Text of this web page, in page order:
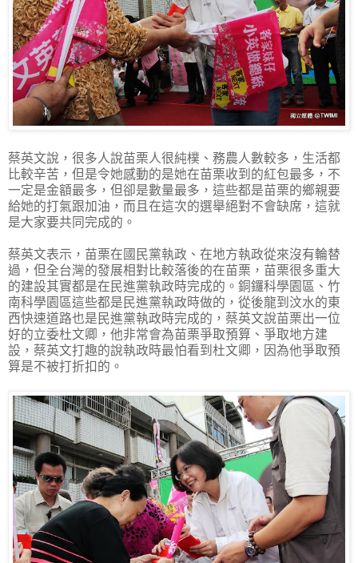
蔡英文說，很多人說苗栗人很純樸、務農人數較多，生活都
比較辛苦，但是令她感動的是她在苗栗收到的紅包最多，不
一定是金額最多，但卻是數量最多，這些都是苗栗的鄉親要
給她的打氣跟加油，而且在這次的選舉絕對不會缺席，這就
是大家要共同完成的。
蔡英文表示，苗栗在國民黨執政、在地方執政從來沒有輪替
過，但全台灣的發展相對比較落後的在苗栗，苗栗很多重大
的建設其實都是在民進黨執政時完成的。銅鑼科學園區、竹
南科學園區這些都是民進黨執政時做的，從後龍到汶水的東
西快速道路也是民進黨執政時完成的，蔡英文說苗栗出一位
好的立委杜文卿，他非常會為苗栗爭取預算、爭取地方建
設，蔡英文打趣的說執政時最怕看到杜文卿，因為他爭取預
算是不被打折扣的。